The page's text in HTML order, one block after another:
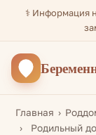
⚕️ Информация
Главная
Родильный